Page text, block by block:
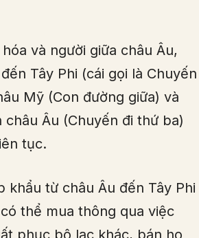
và người giữa châu Âu,
Tây Phi (cái gọi là Chuyến
Mỹ (Con đường giữa) và
Âu (Chuyến đi thứ ba)
tục.
từ châu Âu đến Tây Phi
thể mua thông qua việc
phục bộ lạc khác, bán họ